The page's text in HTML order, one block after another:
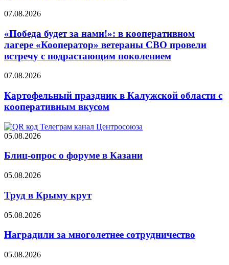
07.08.2026
«Победа будет за нами!»: в кооперативном
лагере «Кооператор» ветераны СВО провели
встречу с подрастающим поколением
07.08.2026
Картофельный праздник в Калужской области с
кооперативным вкусом
05.08.2026
Блиц-опрос о форуме в Казани
05.08.2026
Труд в Крыму крут
05.08.2026
Наградили за многолетнее сотрудничество
05.08.2026